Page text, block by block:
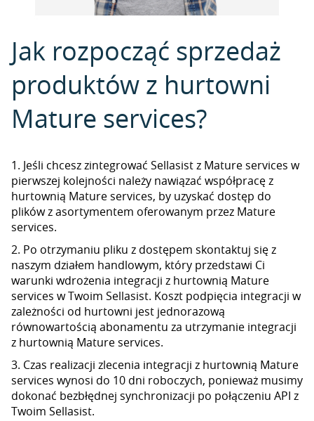
Jak rozpocząć sprzedaż
produktów z hurtowni
Mature services?
1. Jeśli chcesz zintegrować Sellasist z Mature services w
pierwszej kolejności należy nawiązać współpracę z
hurtownią Mature services, by uzyskać dostęp do
plików z asortymentem oferowanym przez Mature
services.
2. Po otrzymaniu pliku z dostępem skontaktuj się z
naszym działem handlowym, który przedstawi Ci
warunki wdrożenia integracji z hurtownią Mature
services w Twoim Sellasist. Koszt podpięcia integracji w
zależności od hurtowni jest jednorazową
równowartością abonamentu za utrzymanie integracji
z hurtownią Mature services.
3. Czas realizacji zlecenia integracji z hurtownią Mature
services wynosi do 10 dni roboczych, ponieważ musimy
dokonać bezbłędnej synchronizacji po połączeniu API z
Twoim Sellasist.